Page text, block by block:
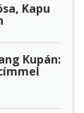
Kapu
Kupán: